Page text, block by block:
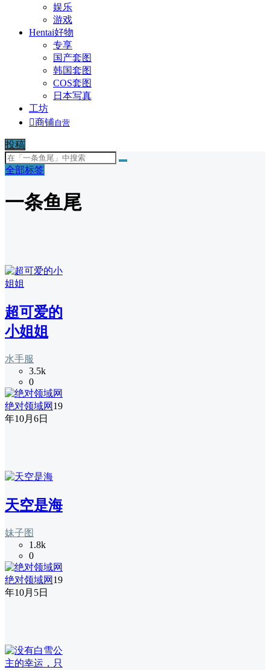
娱乐
游戏
Hentai好物
专享
国产套图
韩国套图
COS套图
日本写真
工坊
商铺自营
投稿
全部标签
一条鱼尾
超可爱的
小姐姐
水手服
3.5k
0
绝对领域网 19
年10月6日
天空是海
妹子图
1.8k
0
绝对领域网 19
年10月5日